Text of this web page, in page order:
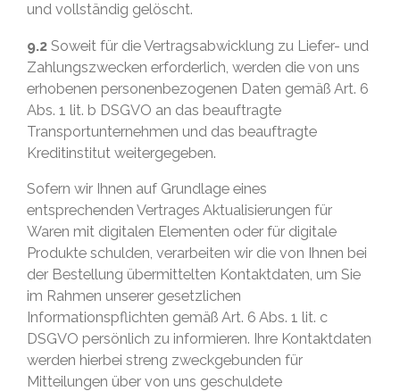
und vollständig gelöscht.
9.2 Soweit für die Vertragsabwicklung zu Liefer- und
Zahlungszwecken erforderlich, werden die von uns
erhobenen personenbezogenen Daten gemäß Art. 6
Abs. 1 lit. b DSGVO an das beauftragte
Transportunternehmen und das beauftragte
Kreditinstitut weitergegeben.
Sofern wir Ihnen auf Grundlage eines
entsprechenden Vertrages Aktualisierungen für
Waren mit digitalen Elementen oder für digitale
Produkte schulden, verarbeiten wir die von Ihnen bei
der Bestellung übermittelten Kontaktdaten, um Sie
im Rahmen unserer gesetzlichen
Informationspflichten gemäß Art. 6 Abs. 1 lit. c
DSGVO persönlich zu informieren. Ihre Kontaktdaten
werden hierbei streng zweckgebunden für
Mitteilungen über von uns geschuldete